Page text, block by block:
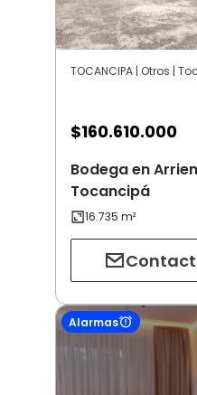
TOCANCIPA | Otros |
$160.610.000
Bodega en
Tocancipá
Alarmas